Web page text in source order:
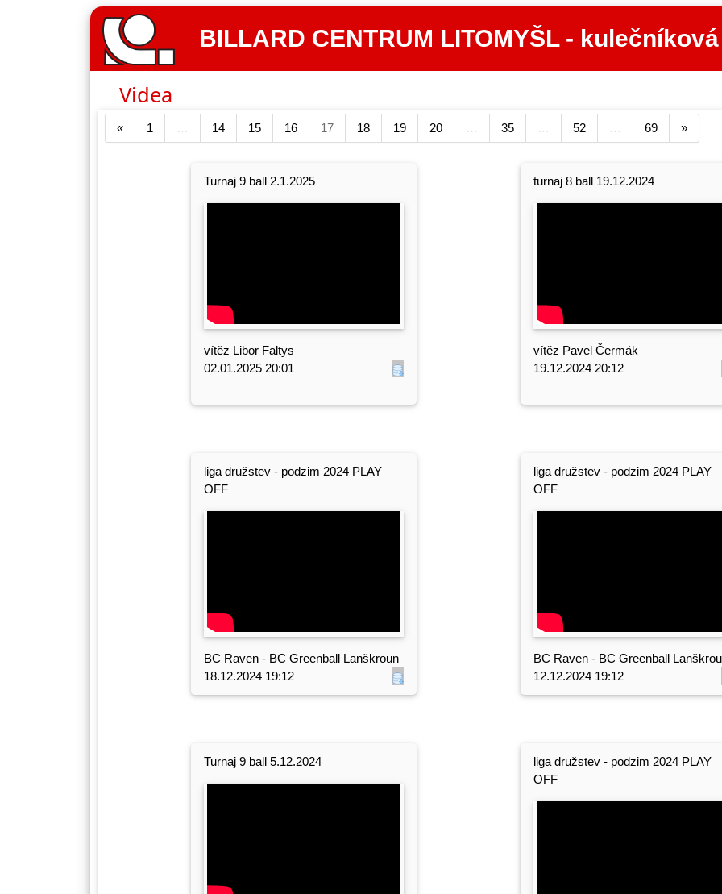
BILLARD CENTRUM LITOMYŠL -
Videa
« 1 … 14 15 16 17 18 19 20 … 35 … 52 … 69 »
Turnaj 9 ball 2.1.2025
vítěz Libor Faltys
02.01.2025 20:01
turnaj 8 ball 19.12.2024
vítěz Pavel Čermák
19.12.2024 20:12
liga družstev - podzim 2024 PLAY
OFF
BC Raven - BC Greenball Lanškroun
18.12.2024 19:12
liga družstev - podzim 2024 PLAY
OFF
BC Raven - BC Greenball
12.12.2024 19:12
Turnaj 9 ball 5.12.2024
liga družstev - podzim 2024 PLAY
OFF